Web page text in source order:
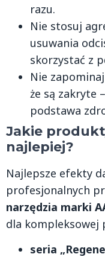
razu.
Nie stosuj
usuwania
skorzystać z
Nie
że są zakryte
podstawa
Jakie
najlepiej?
Najlepsze efekty
profesjonalnych
narzędzia marki
dla kompleksowej
seria